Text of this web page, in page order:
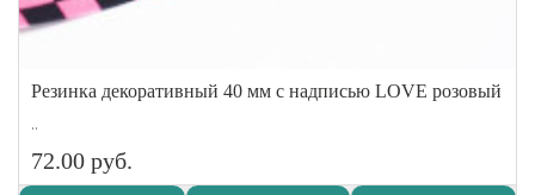
Резинка декоративный 40 мм с надписью LOVE розовый
..
72.00 руб.